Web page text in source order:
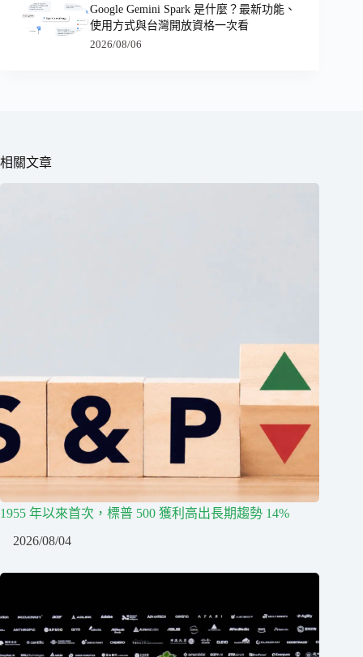
Google Gemini Spark 是什麼？最新功能、
使用方式與台灣開放資格一次看
2026/08/06
相關文章
1955 年以來首次，標普 500 獲利高出長期趨勢 14%
2026/08/04